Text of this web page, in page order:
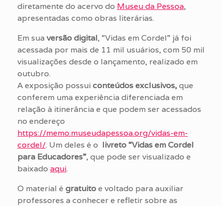
diretamente do acervo do Museu da Pessoa,
apresentadas como obras literárias.
Em sua versão digital, “Vidas em Cordel” já foi
acessada por mais de 11 mil usuários, com 50 mil
visualizações desde o lançamento, realizado em
outubro.
A exposição possui conteúdos exclusivos,que
conferem uma experiência diferenciada em
relação à itinerância e que podem ser acessados
no endereço
https://memo.museudapessoa.org/vidas-em-
cordel/. Um deles é o livreto “Vidas em Cordel
para Educadores”, que pode ser visualizado e
baixado aqui.
O material é gratuitoe voltado para auxiliar
professores a conhecer e refletir sobre as